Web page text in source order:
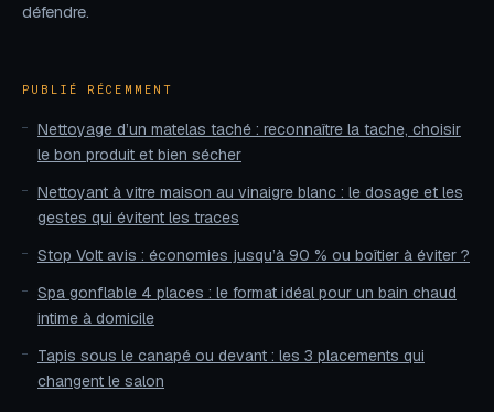
défendre.
PUBLIÉ RÉCEMMENT
Nettoyage d’un matelas taché : reconnaître la tache, choisir
le bon produit et bien sécher
Nettoyant à vitre maison au vinaigre blanc : le dosage et les
gestes qui évitent les traces
Stop Volt avis : économies jusqu’à 90 % ou boîtier à éviter ?
Spa gonflable 4 places : le format idéal pour un bain chaud
intime à domicile
Tapis sous le canapé ou devant : les 3 placements qui
changent le salon